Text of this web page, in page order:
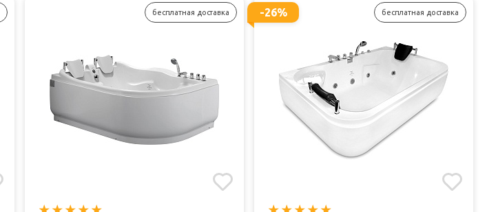
бесплатная доставка -26% бесплатная доставка